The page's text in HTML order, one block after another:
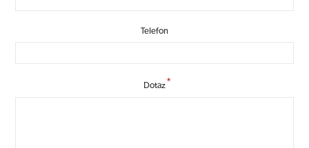
Telefon
Dotaz*